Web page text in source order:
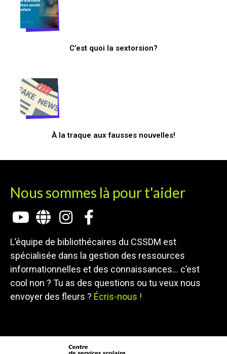
C’est quoi la sextorsion?
À la traque aux fausses nouvelles!
Nous sommes là pour t'aider
L’équipe de bibliothécaires du CSSDM est
spécialisée dans la gestion des ressources
informationnelles et des connaissances… c’est
cool non ? Tu as des questions ou tu veux nous
envoyer des fleurs ? Écris-nous !